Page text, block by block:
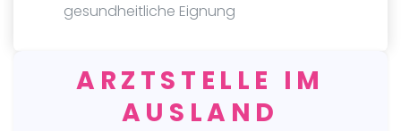
gesundheitliche Eignung
ARZTSTELLE IM
AUSLAND